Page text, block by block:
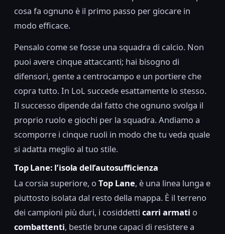
cosa fa ognuno è il primo passo per giocare in
modo efficace.
Pensalo come se fosse una squadra di calcio. Non
puoi avere cinque attaccanti; hai bisogno di
difensori, gente a centrocampo e un portiere che
copra tutto. In LoL succede esattamente lo stesso.
Il successo dipende dal fatto che ognuno svolga il
proprio ruolo e giochi per la squadra. Andiamo a
scomporre i cinque ruoli in modo che tu veda quale
si adatta meglio al tuo stile.
Top Lane: l’isola dell’autosufficienza
La corsia superiore, o Top Lane, è una linea lunga e
piuttosto isolata dal resto della mappa. È il terreno
dei campioni più duri, i cosiddetti carri armati o
combattenti, bestie brune capaci di resistere a